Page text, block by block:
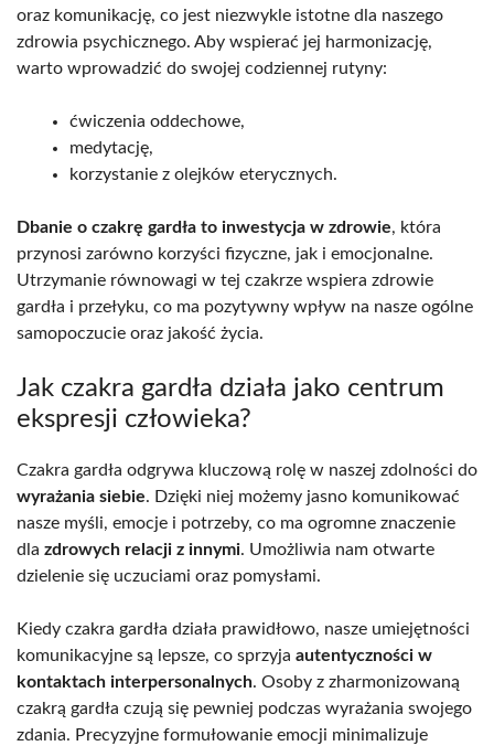
oraz komunikację, co jest niezwykle istotne dla naszego
zdrowia psychicznego. Aby wspierać jej harmonizację,
warto wprowadzić do swojej codziennej rutyny:
ćwiczenia oddechowe,
medytację,
korzystanie z olejków eterycznych.
Dbanie o czakrę gardła to inwestycja w zdrowie, która
przynosi zarówno korzyści fizyczne, jak i emocjonalne.
Utrzymanie równowagi w tej czakrze wspiera zdrowie
gardła i przełyku, co ma pozytywny wpływ na nasze ogólne
samopoczucie oraz jakość życia.
Jak czakra gardła działa jako centrum
ekspresji człowieka?
Czakra gardła odgrywa kluczową rolę w naszej zdolności do
wyrażania siebie. Dzięki niej możemy jasno komunikować
nasze myśli, emocje i potrzeby, co ma ogromne znaczenie
dla zdrowych relacji z innymi. Umożliwia nam otwarte
dzielenie się uczuciami oraz pomysłami.
Kiedy czakra gardła działa prawidłowo, nasze umiejętności
komunikacyjne są lepsze, co sprzyja autentyczności w
kontaktach interpersonalnych. Osoby z zharmonizowaną
czakrą gardła czują się pewniej podczas wyrażania swojego
zdania. Precyzyjne formułowanie emocji minimalizuje